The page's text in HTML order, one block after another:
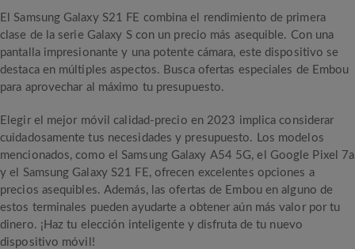
El Samsung Galaxy S21 FE combina el rendimiento de primera
clase de la serie Galaxy S con un precio más asequible. Con una
pantalla impresionante y una potente cámara, este dispositivo se
destaca en múltiples aspectos. Busca ofertas especiales de Embou
para aprovechar al máximo tu presupuesto.
Elegir el mejor móvil calidad-precio en 2023 implica considerar
cuidadosamente tus necesidades y presupuesto. Los modelos
mencionados, como el Samsung Galaxy A54 5G, el Google Pixel 7a
y el Samsung Galaxy S21 FE, ofrecen excelentes opciones a
precios asequibles. Además, las ofertas de Embou en alguno de
estos terminales pueden ayudarte a obtener aún más valor por tu
dinero. ¡Haz tu elección inteligente y disfruta de tu nuevo
dispositivo móvil!